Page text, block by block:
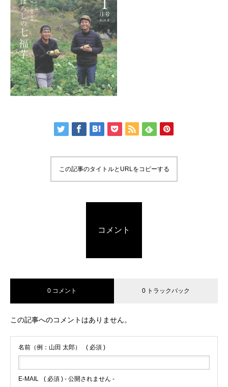
この記事のタイトルとURLをコピーする
コメント
0 コメント 0 トラックバック
この記事へのコメントはありません。
名前（例：山田 太郎） ( 必須 )
E-MAIL ( 必須 ) - 公開されません -